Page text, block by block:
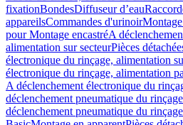
fixationBondesDiffuseur d’eau
appareilsCommandes d'urinoir
pour Montage encastréA
alimentation sur secteurPièces
électronique du rinçage, alimentation
électronique du rinçage, alimentation
A déclenchement électronique du
déclenchement pneumatique du rinçage
déclenchement pneumatique du rinçage